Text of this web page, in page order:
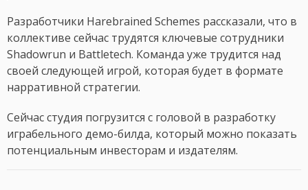
Разработчики Harebrained Schemes рассказали, что в
коллективе сейчас трудятся ключевые сотрудники
Shadowrun и Battletech. Команда уже трудится над
своей следующей игрой, которая будет в формате
нарративной стратегии.
Сейчас студия погрузится с головой в разработку
играбельного демо-билда, который можно показать
потенциальным инвесторам и издателям.